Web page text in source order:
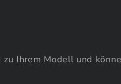
Ihrem Modell und